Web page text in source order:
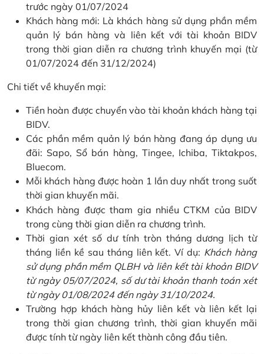
trước ngày 01/07/2024
Khách hàng mới: Là khách hàng sử dụng phần mềm
quản lý bán hàng và liên kết với tài khoản BIDV
trong thời gian diễn ra chương trình khuyến mại (từ
01/07/2024 đến 31/12/2024)
Chi tiết về khuyến mại:
Tiền hoàn được chuyển vào tài khoản khách hàng tại
BIDV.
Các phần mềm quản lý bán hàng đang áp dụng ưu
đãi: Sapo, Sổ bán hàng, Tingee, Ichiba, Tiktakpos,
Bluecom.
Mỗi khách hàng được hoàn 1 lần duy nhất trong suốt
thời gian khuyến mãi.
Khách hàng được tham gia nhiều CTKM của BIDV
trong cùng thời gian diễn ra chương trình.
Thời gian xét số dư tính tròn tháng dương lịch từ
tháng liền kề sau tháng liên kết. Ví dụ: Khách hàng
sử dụng phần mềm QLBH và liên kết tài khoản BIDV
từ ngày 05/07/2024, số dư tài khoản thanh toán xét
từ ngày 01/08/2024 đến ngày 31/10/2024.
Trường hợp khách hàng hủy liên kết và liên kết lại
trong thời gian chương trình, thời gian khuyến mãi
được tính từ ngày liên kết thành công đầu tiên.